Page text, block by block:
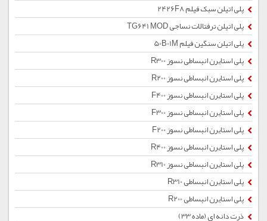
پلی اتیلن سبک فیلم 2426F8
پلی اتیلن ترفتالات نساجی TG641 MOD
پلی اتیلن سنگین فیلم 50B01M
پلی استایرن انبساطی نسوز R300
پلی استایرن انبساطی نسوز R200
پلی استایرن انبساطی نسوز F400
پلی استایرن انبساطی نسوز F300
پلی استایرن انبساطی نسوز F200
پلی استایرن انبساطی نسوز R400
پلی استایرن انبساطی نسوز R310
پلی استایرن انبساطی R310
پلی استایرن انبساطی R200
ذرت دانه ای (ماده 33)